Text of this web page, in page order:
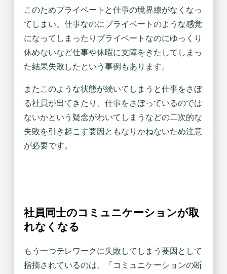
このためプライベートと仕事の境界線がなくなっ
てしまい、仕事なのにプライベートのような感覚
になってしまったりプライベートなのにゆっくり
休めないなど仕事や休暇に支障をきたしてしまっ
た結果失敗したという事例もあります。
またこのような状態が続いてしまうと仕事をさぼ
る社員が出てきたり、仕事をさぼっているのでは
ないかという疑念がわいてしまうなどの二次的な
失敗を引き起こす要因ともなりかねないため注意
が必要です。
社員同士のコミュニケーションが取
れなくなる
もう一つテレワークに失敗してしまう要因として
指摘されているのは、「コミュニケーションの断